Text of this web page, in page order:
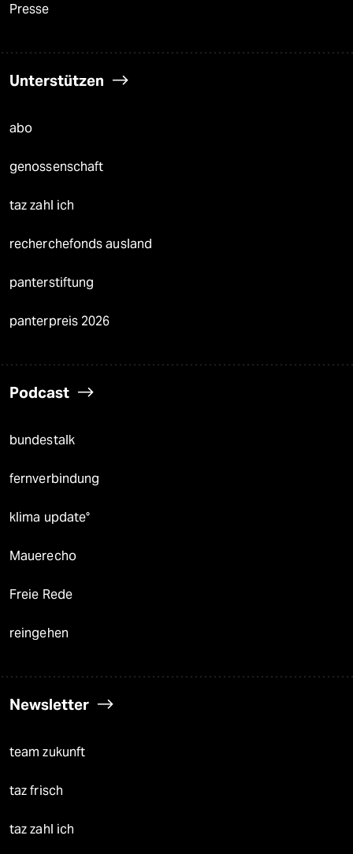
Presse
Unterstützen
abo
genossenschaft
taz zahl ich
recherchefonds ausland
panterstiftung
panterpreis 2026
Podcast
bundestalk
fernverbindung
klima update°
Mauerecho
Freie Rede
reingehen
Newsletter
team zukunft
taz frisch
taz zahl ich